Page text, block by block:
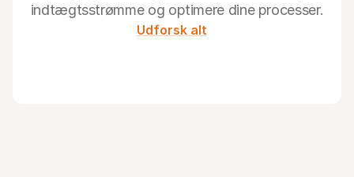
indtægtsstrømme og optimere dine processer.
Udforsk alt